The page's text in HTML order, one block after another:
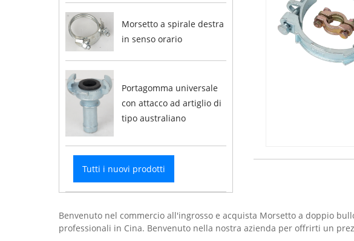
Morsetto a spirale destra
in senso orario
Portagomma universale
con attacco ad artiglio di
tipo australiano
Tutti i nuovi prodotti
Benvenuto nel commercio all'ingrosso e acquista Morsetto a doppio
professionali in Cina. Benvenuto nella nostra azienda per offrirti un